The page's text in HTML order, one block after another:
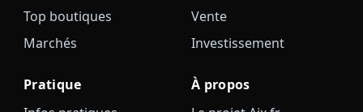
Top boutiques
Marchés
Vente
Investissement
Pratique
À propos